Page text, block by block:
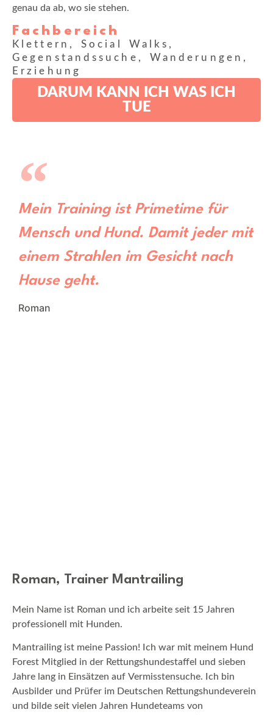
genau da ab, wo sie stehen.
Fachbereich
Klettern, Social Walks,
Gegenstandssuche, Wanderungen,
Erziehung
DARUM KANN ICH WAS ICH
TUE
Mein Training ist Primetime für
Mensch und Hund. Damit jeder mit
einem Strahlen im Gesicht nach
Hause geht.
Roman
Roman, Trainer Mantrailing
Mein Name ist Roman und ich arbeite seit 15 Jahren
professionell mit Hunden.
Mantrailing ist meine Passion! Ich war mit meinem Hund
Forest Mitglied in der Rettungshundestaffel und sieben
Jahre lang in Einsätzen auf Vermisstensuche. Ich bin
Ausbilder und Prüfer im Deutschen Rettungshundeverein
und bilde seit vielen Jahren Hundeteams von